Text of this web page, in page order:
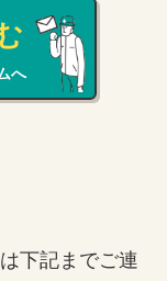
へ
下記までご連